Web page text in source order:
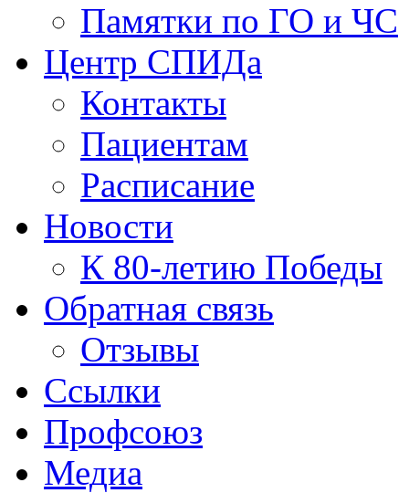
Памятки по ГО и ЧС
Центр СПИДа
Контакты
Пациентам
Расписание
Новости
К 80-летию Победы
Обратная связь
Отзывы
Ссылки
Профсоюз
Медиа